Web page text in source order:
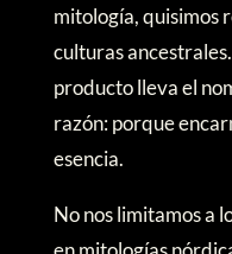
mitología, quisimos
culturas
producto lleva el
razón: porque
esencia.
No nos limitamos a